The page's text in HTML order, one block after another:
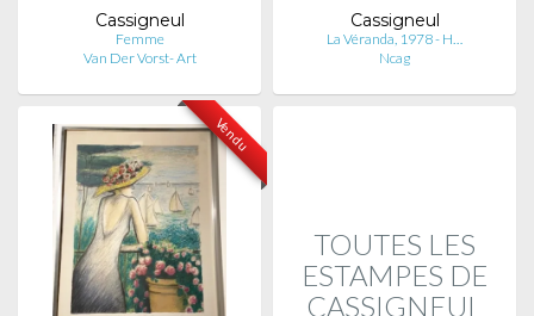
Cassigneul
Femme
Van Der Vorst- Art
Cassigneul
La Véranda, 1978 - H…
Ncag
Vendu
TOUTES LES
ESTAMPES DE
CASSIGNEUL